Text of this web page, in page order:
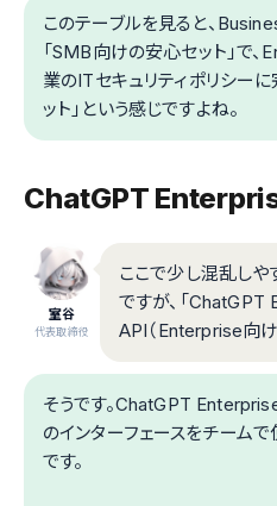
このテーブルを見ると、
「SMB向けの安心セット」で
業のITセキュリティポリシー
ット」という感じですよね。
ChatGPT
室谷
代表取締役
ここで少し混乱しや
ですが、「ChatGPT
API（Enterprise向け
そうです。ChatGPT
のインターフェースをチーム
です。